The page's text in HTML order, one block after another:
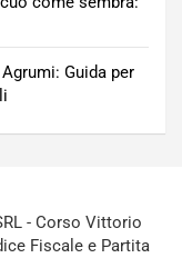
Guida per
- Corso Vittorio
Fiscale e Partita